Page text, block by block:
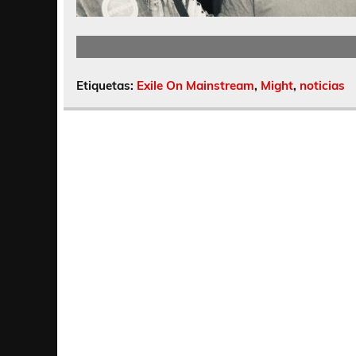
Etiquetas: Exile On Mainstream, Might, noticias